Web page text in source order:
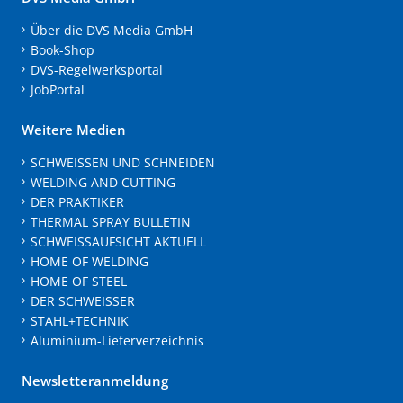
Über die DVS Media GmbH
Book-Shop
DVS-Regelwerksportal
JobPortal
Weitere Medien
SCHWEISSEN UND SCHNEIDEN
WELDING AND CUTTING
DER PRAKTIKER
THERMAL SPRAY BULLETIN
SCHWEISSAUFSICHT AKTUELL
HOME OF WELDING
HOME OF STEEL
DER SCHWEISSER
STAHL+TECHNIK
Aluminium-Lieferverzeichnis
Newsletteranmeldung